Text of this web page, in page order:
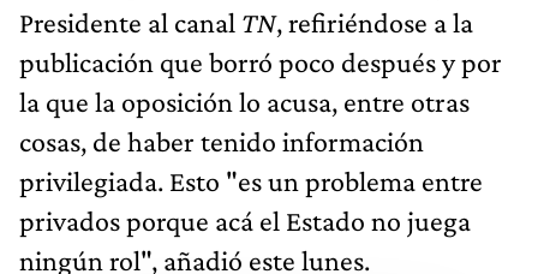
Presidente al canal TN, refiriéndose a la
publicación que borró poco después y por
la que la oposición lo acusa, entre otras
cosas, de haber tenido información
privilegiada. Esto "es un problema entre
privados porque acá el Estado no juega
ningún rol", añadió este lunes.